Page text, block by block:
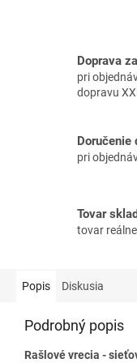
Doprava
pri
dopravu
Doručenie
pri
Tovar
tovar
Popis Diskusia
Podrobný popis
Rašlové vrecia -